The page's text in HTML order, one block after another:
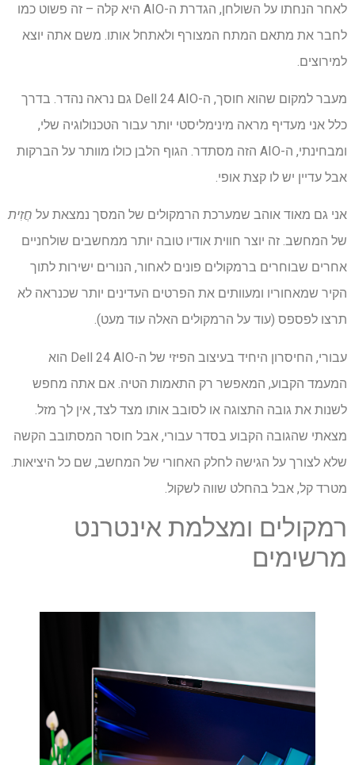
לאחר הנחתו על השולחן, הגדרת ה-AIO היא קלה – זה פשוט כמו
לחבר את מתאם המתח המצורף ולאתחל אותו. משם אתה יוצא
למירוצים.
מעבר למקום שהוא חוסך, ה-Dell 24 AIO גם נראה נהדר. בדרך
כלל אני מעדיף מראה מינימליסטי יותר עבור הטכנולוגיה שלי,
ומבחינתי, ה-AIO הזה מסתדר. הגוף הלבן כולו מוותר על הברקות
אבל עדיין יש לו קצת אופי.
אני גם מאוד אוהב שמערכת הרמקולים של המסך נמצאת על חֲזִית
של המחשב. זה יוצר חווית אודיו טובה יותר ממחשבים שולחניים
אחרים שבוחרים ברמקולים פונים לאחור, הנורים ישירות לתוך
הקיר שמאחוריו ומעוותים את הפרטים העדינים יותר שכנראה לא
תרצו לפספס (עוד על הרמקולים האלה עוד מעט).
עבורי, החיסרון היחיד בעיצוב הפיזי של ה-Dell 24 AIO הוא
המעמד הקבוע, המאפשר רק התאמות הטיה. אם אתה מחפש
לשנות את גובה התצוגה או לסובב אותו מצד לצד, אין לך מזל.
מצאתי שהגובה הקבוע בסדר עבורי, אבל חוסר המסתובב הקשה
שלא לצורך על הגישה לחלק האחורי של המחשב, שם כל היציאות.
מטרד קל, אבל בהחלט שווה לשקול.
רמקולים ומצלמת אינטרנט
מרשימים